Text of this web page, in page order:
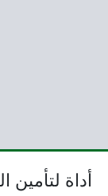
أداة لتأمين